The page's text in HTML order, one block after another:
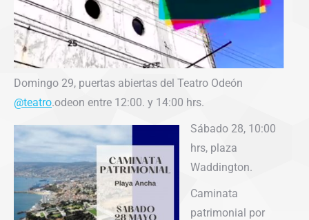
Domingo 29, puertas abiertas del Teatro Odeón
@teatro.odeon entre 12:00. y 14:00 hrs.
Sábado 28, 10:00
hrs, plaza
Waddington.
Caminata
patrimonial por